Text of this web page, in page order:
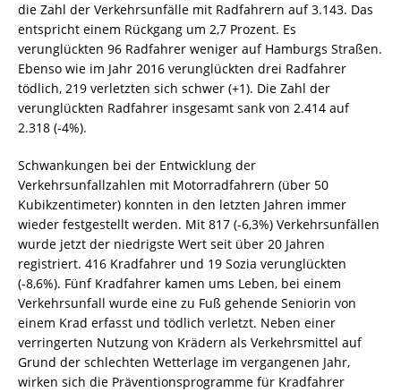
die Zahl der Verkehrsunfälle mit Radfahrern auf 3.143. Das
entspricht einem Rückgang um 2,7 Prozent. Es
verunglückten 96 Radfahrer weniger auf Hamburgs Straßen.
Ebenso wie im Jahr 2016 verunglückten drei Radfahrer
tödlich, 219 verletzten sich schwer (+1). Die Zahl der
verunglückten Radfahrer insgesamt sank von 2.414 auf
2.318 (-4%).
Schwankungen bei der Entwicklung der
Verkehrsunfallzahlen mit Motorradfahrern (über 50
Kubikzentimeter) konnten in den letzten Jahren immer
wieder festgestellt werden. Mit 817 (-6,3%) Verkehrsunfällen
wurde jetzt der niedrigste Wert seit über 20 Jahren
registriert. 416 Kradfahrer und 19 Sozia verunglückten
(-8,6%). Fünf Kradfahrer kamen ums Leben, bei einem
Verkehrsunfall wurde eine zu Fuß gehende Seniorin von
einem Krad erfasst und tödlich verletzt. Neben einer
verringerten Nutzung von Krädern als Verkehrsmittel auf
Grund der schlechten Wetterlage im vergangenen Jahr,
wirken sich die Präventionsprogramme für Kradfahrer